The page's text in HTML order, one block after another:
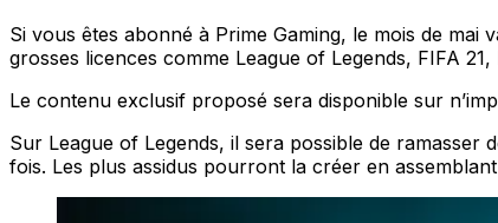
Si vous êtes abonné à Prime Gaming, le mois de
grosses licences comme League of Legends, FIFA 21,
Le contenu exclusif proposé sera disponible sur
Sur League of Legends, il sera possible de
fois. Les plus assidus pourront la créer en